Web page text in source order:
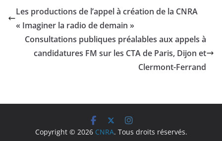
Les productions de l’appel à création de la CNRA
« Imaginer la radio de demain »
Consultations publiques préalables aux appels à
candidatures FM sur les CTA de Paris, Dijon et
Clermont-Ferrand
Copyright © 2026 CNRA. Tous droits réservés.